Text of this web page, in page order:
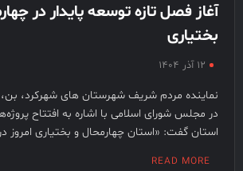
آغاز فصل تازه توسعه پایدار در
بختیاری
۱۲ آذر ۱۴۰۴
نماینده مردم شریف شهرستان های شهرکرد،
در مجلس شورای اسلامی با اشاره به افتتاح
استان گفت: «استان چهارمحال و بختیاری امروز
READ MORE